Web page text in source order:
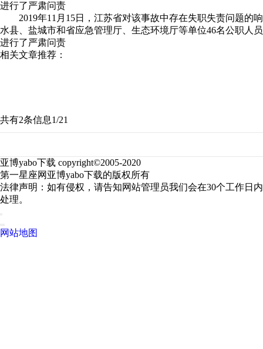
进行了严肃问责
2019年11月15日，江苏省对该事故中存在失职失责问题的响
水县、盐城市和省应急管理厅、生态环境厅等单位46名公职人员
进行了严肃问责
相关文章推荐：
共有2条信息1/21
亚博yabo下载 copyright©2005-2020
第一星座网亚博yabo下载的版权所有
法律声明：如有侵权，请告知网站管理员我们会在30个工作日内
处理。
网站地图